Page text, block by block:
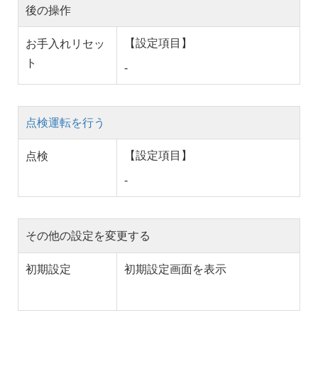
後の操作
お手入れリセッ
ト
【設定項目】
-
点検運転を行う
点検 【設定項目】
-
その他の設定を変更する
初期設定 初期設定画面を表示